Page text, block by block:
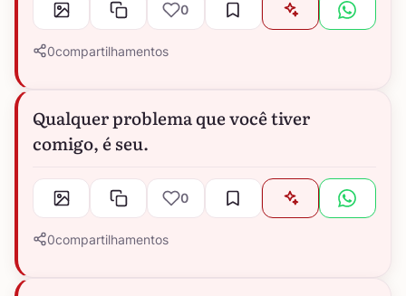
0
0compartilhamentos
Qualquer problema que você tiver
comigo, é seu.
0
0compartilhamentos